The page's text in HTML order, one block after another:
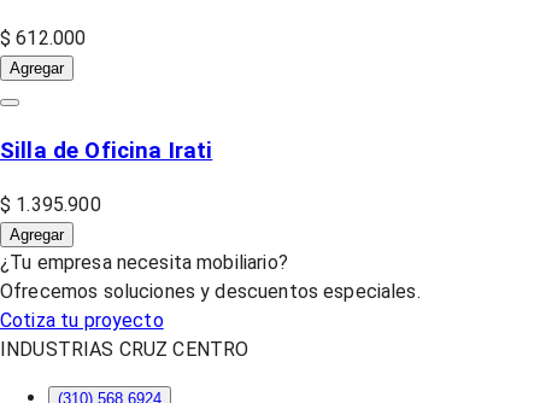
$ 612.000
Agregar
Silla de Oficina Irati
$ 1.395.900
Agregar
¿Tu empresa necesita mobiliario?
Ofrecemos soluciones y descuentos especiales.
Cotiza tu proyecto
INDUSTRIAS CRUZ CENTRO
(310) 568 6924